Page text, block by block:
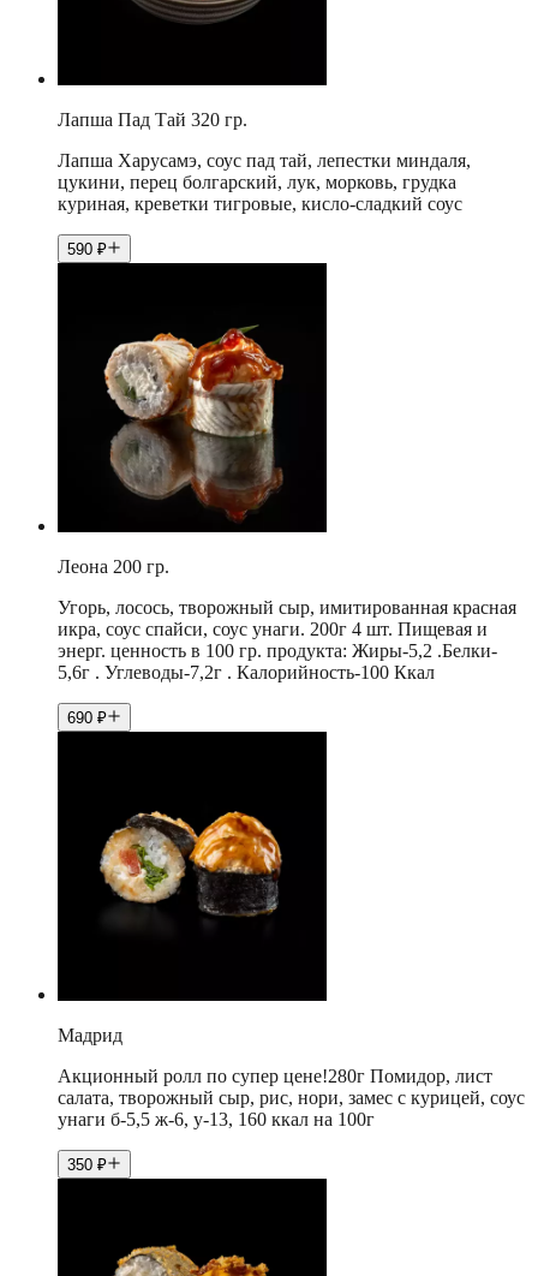
Лапша Пад Тай 320 гр.
Лапша Харусамэ, соус пад тай, лепестки миндаля,
цукини, перец болгарский, лук, морковь, грудка
куриная, креветки тигровые, кисло-сладкий соус
590 ₽
Леона 200 гр.
Угорь, лосось, творожный сыр, имитированная красная
икра, соус спайси, соус унаги. 200г 4 шт. Пищевая и
энерг. ценность в 100 гр. продукта: Жиры-5,2 .Белки-
5,6г . Углеводы-7,2г . Калорийность-100 Ккал
690 ₽
Мадрид
Акционный ролл по супер цене!280г Помидор, лист
салата, творожный сыр, рис, нори, замес с курицей, соус
унаги б-5,5 ж-6, у-13, 160 ккал на 100г
350 ₽